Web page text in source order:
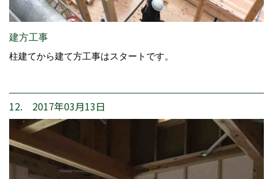
建方工事
柱建てから建て方工事はスタートです。
12. 2017年03月13日